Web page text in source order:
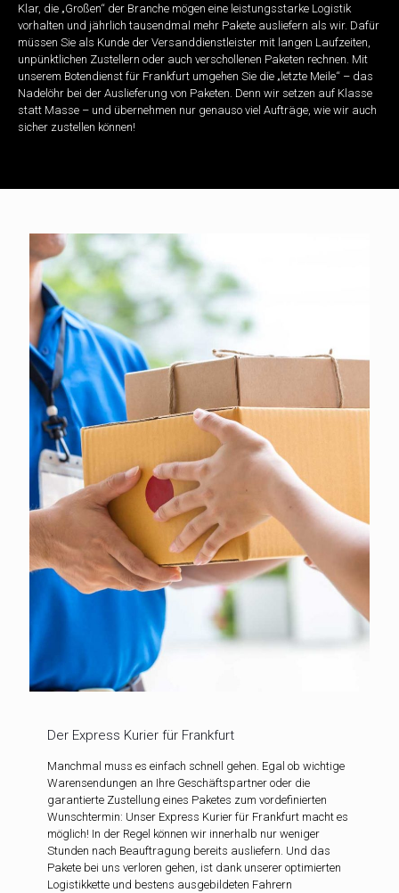
Klar, die „Großen“ der Branche mögen eine leistungsstarke Logistik
vorhalten und jährlich tausendmal mehr Pakete ausliefern als wir. Dafür
müssen Sie als Kunde der Versanddienstleister mit langen Laufzeiten,
unpünktlichen Zustellern oder auch verschollenen Paketen rechnen. Mit
unserem Botendienst für Frankfurt umgehen Sie die „letzte Meile“ – das
Nadelöhr bei der Auslieferung von Paketen. Denn wir setzen auf Klasse
statt Masse – und übernehmen nur genauso viel Aufträge, wie wir auch
sicher zustellen können!
Der Express Kurier für Frankfurt
Manchmal muss es einfach schnell gehen. Egal ob wichtige
Warensendungen an Ihre Geschäftspartner oder die
garantierte Zustellung eines Paketes zum vordefinierten
Wunschtermin: Unser Express Kurier für Frankfurt macht es
möglich! In der Regel können wir innerhalb nur weniger
Stunden nach Beauftragung bereits ausliefern. Und das
Pakete bei uns verloren gehen, ist dank unserer optimierten
Logistikkette und bestens ausgebildeten Fahrern